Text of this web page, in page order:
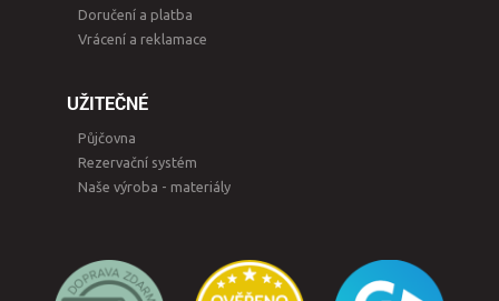
Doručení a platba
Vrácení a reklamace
UŽITEČNÉ
Půjčovna
Rezervační systém
Naše výroba - materiály